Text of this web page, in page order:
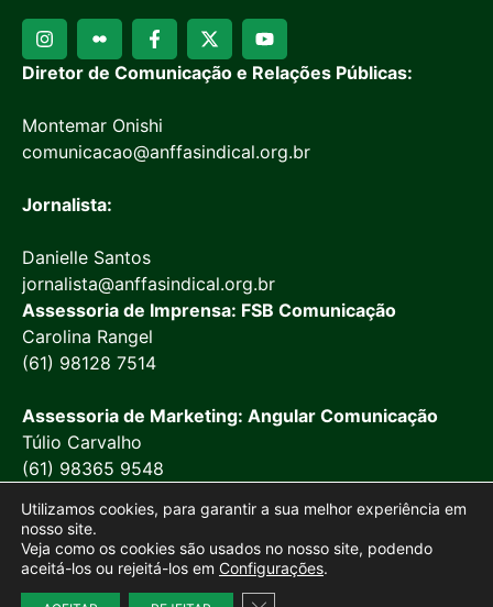
Diretor de Comunicação e Relações Públicas:
Montemar Onishi
comunicacao@anffasindical.org.br
Jornalista:
Danielle Santos
jornalista@anffasindical.org.br
Assessoria de Imprensa: FSB Comunicação
Carolina Rangel
(61) 98128 7514
Assessoria de Marketing: Angular Comunicação
Túlio Carvalho
(61) 98365 9548
Utilizamos cookies, para garantir a sua melhor experiência em
nosso site.
Veja como os cookies são usados no nosso site, podendo
aceitá-los ou rejeitá-los em Configurações.